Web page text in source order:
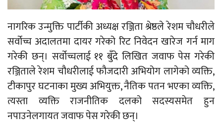
नागरिक उन्मुक्ति पार्टीकी अध्यक्ष रञ्जिता श्रेष्ठले रेशम चौधरीले
सर्वोच्च अदालतमा दायर गरेको रिट निवेदन खारेज गर्न माग
गरेकी छन्। सर्वोच्चलाई ११ बुँदे लिखित जवाफ पेस गरेकी
रञ्जिताले रेशम चौधरीलाई फौजदारी अभियोग लागेको व्यक्ति,
टीकापुर घटनाका मुख्य अभियुक्त, नैतिक पतन भएका व्यक्ति,
त्यस्ता व्यक्ति राजनीतिक दलको सदस्यसमेत हुन
नपाउनेलगायत जवाफ पेस गरेकी छन्।